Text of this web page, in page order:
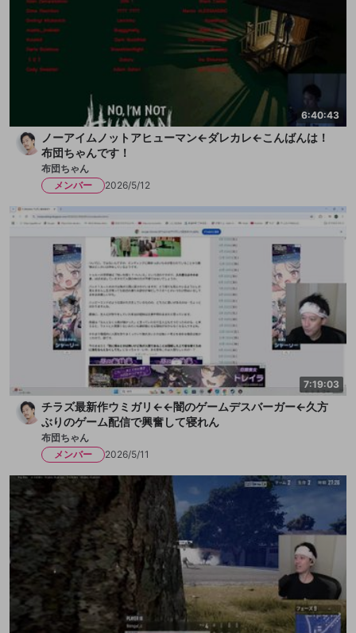
6:40:43
ノーアイムノットアヒューマン←ダレカレ←こんばんは！
布団ちゃんです！
布団ちゃん
メンバー
2026/5/12
7:19:03
チラズ最新作ウミガリ←←闇のゲームデスバーガー←久方
ぶりのゲーム配信で興奮して寝れん
布団ちゃん
メンバー
2026/5/11